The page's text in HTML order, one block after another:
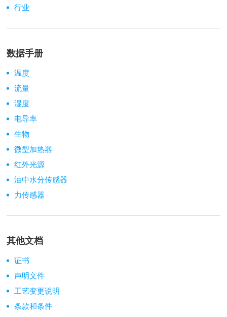
行业
数据手册
温度
流量
湿度
电导率
生物
微型加热器
红外光源
油中水分传感器
力传感器
其他文档
证书
声明文件
工艺变更说明
条款和条件